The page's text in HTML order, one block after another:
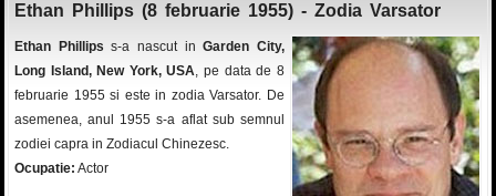
Ethan Phillips (8 februarie 1955) - Zodia Varsator
Ethan Phillips s-a nascut inGarden City,
Long Island, New York, USA, pe data de 8
februarie 1955 si este in zodia Varsator. De
asemenea, anul 1955 s-a aflat sub semnul
zodiei capra in Zodiacul Chinezesc.
Ocupatie: Actor